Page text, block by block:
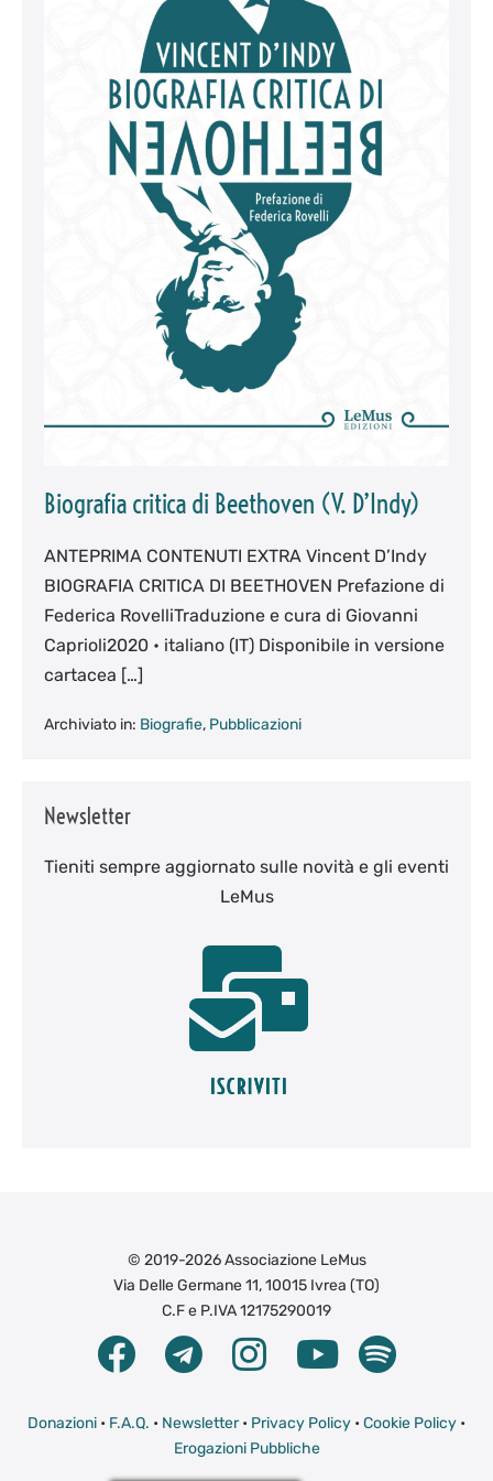
Biografia critica di Beethoven (V. D’Indy)
ANTEPRIMA CONTENUTI EXTRA Vincent D’Indy
BIOGRAFIA CRITICA DI BEETHOVEN Prefazione di
Federica RovelliTraduzione e cura di Giovanni
Caprioli2020 • italiano (IT) Disponibile in versione
cartacea […]
Archiviato in: Biografie, Pubblicazioni
Newsletter
Tieniti sempre aggiornato sulle novità e gli eventi
LeMus
© 2019-2026 Associazione LeMus
Via Delle Germane 11, 10015 Ivrea (TO)
C.F e P.IVA 12175290019
Donazioni • F.A.Q. • Newsletter• Privacy Policy • Cookie Policy •
Erogazioni Pubbliche